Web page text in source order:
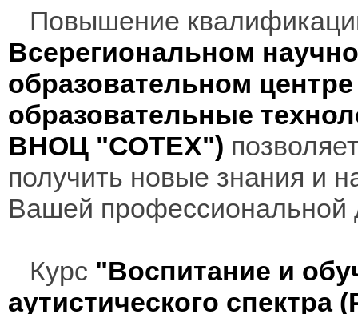
Повышение
Всерегиональном
образовательном
образовательные
ВНОЦ "СОТЕХ")
получить новые знания и
Вашей профессиональной
Курс "Воспитание и
аутистического спектра